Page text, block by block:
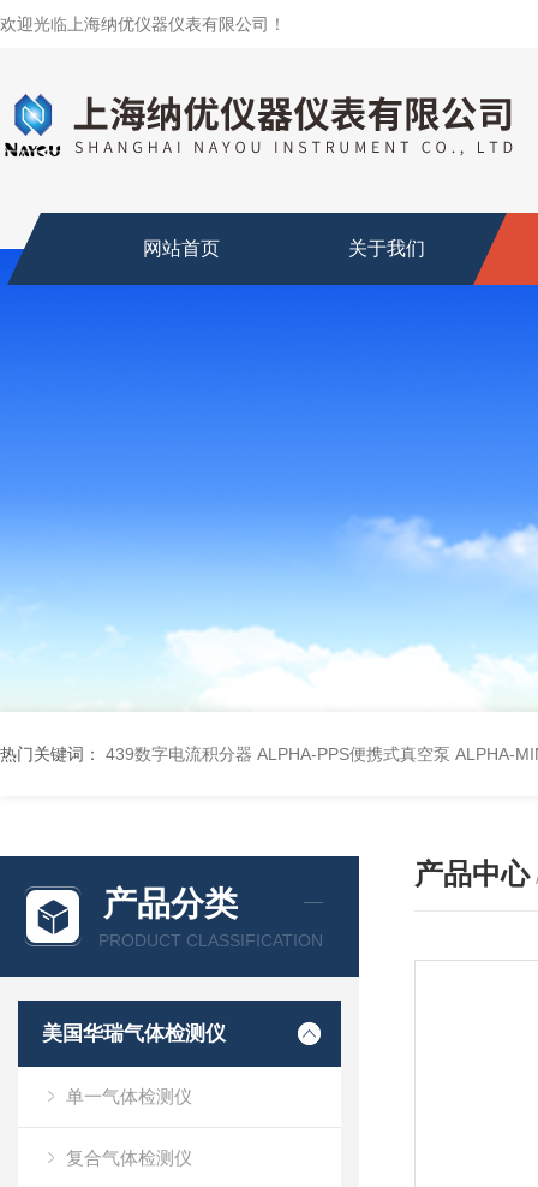
欢迎光临上海纳优仪器仪表有限公司！
网站首页 关于我们
热门关键词： 439数字电流积分器 ALPHA-PPS便携式真空泵 ALPHA-
产品分类
PRODUCT CLASSIFICATION
美国华瑞气体检测仪
单一气体检测仪
复合气体检测仪
产品中心